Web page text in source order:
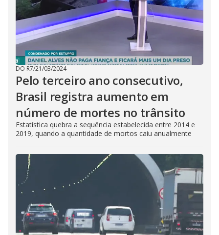
DO R7/21/03/2024
Pelo terceiro ano consecutivo,
Brasil registra aumento em
número de mortes no trânsito
Estatística quebra a sequência estabelecida entre 2014 e
2019, quando a quantidade de mortos caiu anualmente